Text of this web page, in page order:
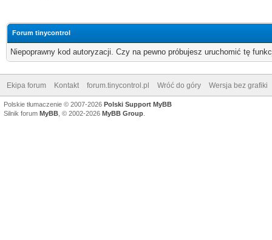
Forum tinycontrol
Niepoprawny kod autoryzacji. Czy na pewno próbujesz uruchomić tę
Ekipa forum Kontakt forum.tinycontrol.pl Wróć do góry Wersja bez grafiki
Polskie tłumaczenie © 2007-2026 Polski Support MyBB
Silnik forum MyBB , © 2002-2026 MyBB Group